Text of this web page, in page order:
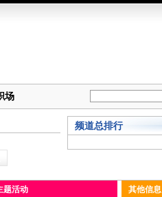
场
频道总排行
题活动
其他信息